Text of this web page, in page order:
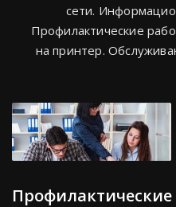
сети.
Профилактические
на принтер.